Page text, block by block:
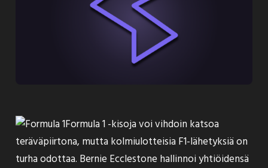
Formula 1 -kisoja voi vihdoin katsoa
teräväpiirtona, mutta kolmiulotteisia F1-lähetyksiä on
turha odottaa. Bernie Ecclestone hallinnoi yhtiöidensä